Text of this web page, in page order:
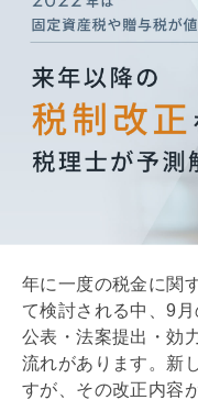
年に一度の税金に関
て検討される中、9
公表・法案提出・効
流れがあります。新
すが、その改正内容